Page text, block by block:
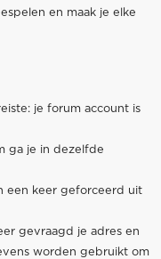
en maak je elke
je forum account is
ga je in dezelfde
een keer geforceerd uit
gevraagd je adres en
worden gebruikt om